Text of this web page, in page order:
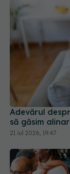
Adevărul
să găsim
21 iul 2026, 19:47